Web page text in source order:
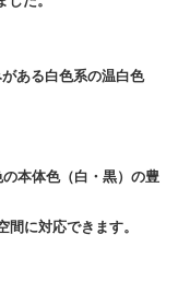
ある白色系の温白色
本体色（白・黒）の豊
間に対応できます。